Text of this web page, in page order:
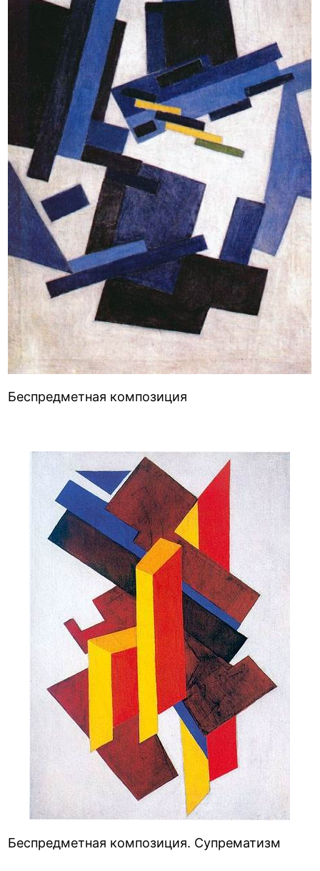
Беспредметная композиция
Беспредметная композиция. Супрематизм